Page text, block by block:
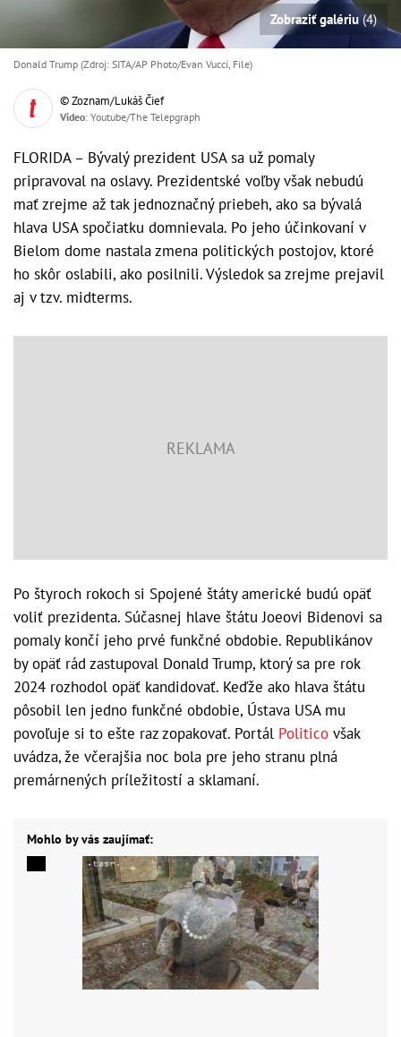
Zobraziť galériu(4)
Donald Trump (Zdroj: SITA/AP Photo/Evan Vucci, File)
© Zoznam/Lukáš Čief
Video: Youtube/The Telepgraph
FLORIDA – Bývalý prezident USA sa už pomaly
pripravoval na oslavy. Prezidentské voľby však nebudú
mať zrejme až tak jednoznačný priebeh, ako sa bývalá
hlava USA spočiatku domnievala. Po jeho účinkovaní v
Bielom dome nastala zmena politických postojov, ktoré
ho skôr oslabili, ako posilnili. Výsledok sa zrejme prejavil
aj v tzv. midterms.
Po štyroch rokoch si Spojené štáty americké budú opäť
voliť prezidenta. Súčasnej hlave štátu Joeovi Bidenovi sa
pomaly končí jeho prvé funkčné obdobie. Republikánov
by opäť rád zastupoval Donald Trump, ktorý sa pre rok
2024 rozhodol opäť kandidovať. Keďže ako hlava štátu
pôsobil len jedno funkčné obdobie, Ústava USA mu
povoľuje si to ešte raz zopakovať. Portál Politico však
uvádza, že včerajšia noc bola pre jeho stranu plná
premárnených príležitostí a sklamaní.
Mohlo by vás zaujímať: